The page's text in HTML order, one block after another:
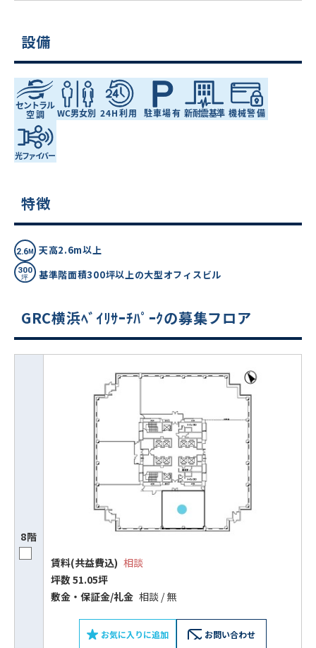
設備
特徴
天高2.6m以上
基準階面積300坪以上の大型オフィスビル
GRC横浜ﾍﾞｲﾘｻｰﾁﾊﾟｰｸの募集フロア
8階
賃料(共益費込) 相談
坪数 51.05坪
敷⾦‧保証⾦/礼⾦ 相談 / 無
お気に入りに追加 お問い合わせ